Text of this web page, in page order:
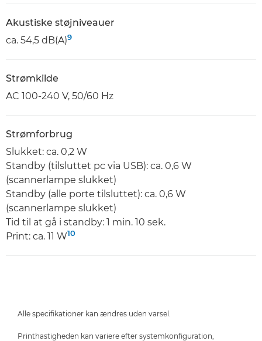
Akustiske støjniveauer
ca. 54,5 dB(A)9
Strømkilde
AC 100-240 V, 50/60 Hz
Strømforbrug
Slukket: ca. 0,2 W
Standby (tilsluttet pc via USB): ca. 0,6 W
(scannerlampe slukket)
Standby (alle porte tilsluttet): ca. 0,6 W
(scannerlampe slukket)
Tid til at gå i standby: 1 min. 10 sek.
Print: ca. 11 W10
Alle specifikationer kan ændres uden varsel.
Printhastigheden kan variere efter systemkonfiguration,